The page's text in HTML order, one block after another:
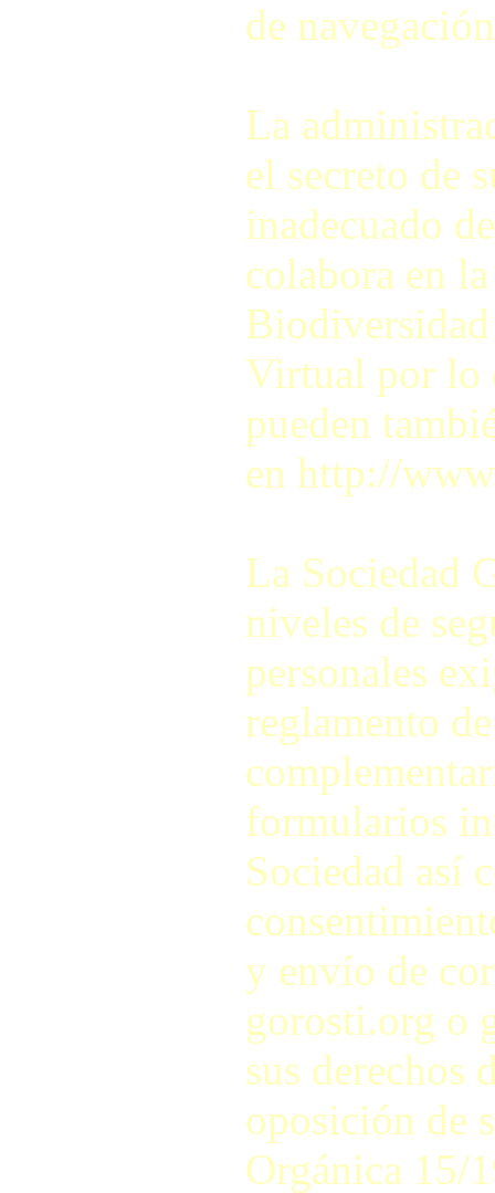
de
La
el secreto de
inadecuado
colabora en
Virtual por lo
pueden
en http://
La Sociedad
niveles de
personales
reglamento
formularios
Sociedad así
y envío de
gorosti.org o
sus derechos
oposición de
Orgánica 15/